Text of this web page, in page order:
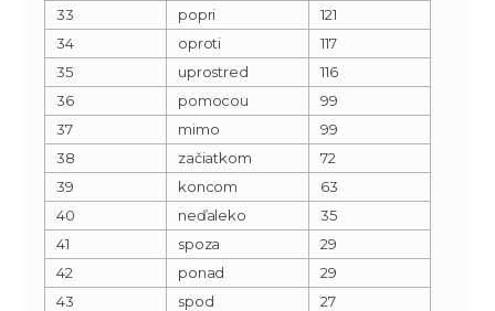
33
popri
121
34
oproti
117
35
uprostred
116
36
pomocou
99
37
mimo
99
38
začiatkom
72
39
koncom
63
40
neďaleko
35
41
spoza
29
42
ponad
29
43
spod
27